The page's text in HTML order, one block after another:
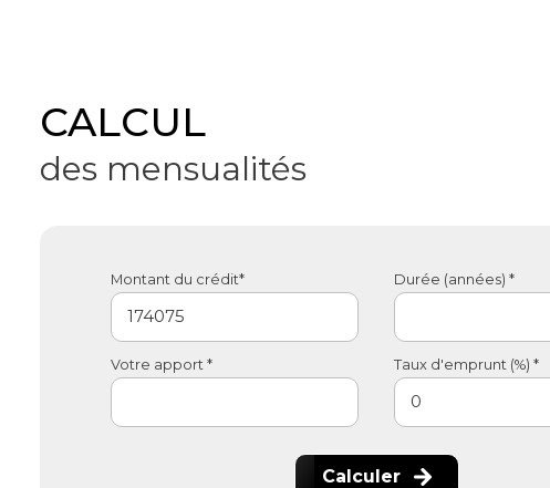
CALCUL
des mensualités
Montant du crédit* Durée (années) *
Votre apport * Taux d'emprunt (%) *
Calculer